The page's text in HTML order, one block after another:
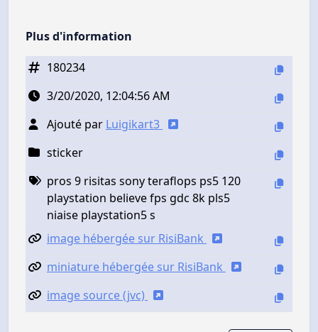
Plus d'information
180234
3/20/2020, 12:04:56 AM
Ajouté par Luigikart3
sticker
pros 9 risitas sony teraflops ps5 120
playstation believe fps gdc 8k pls5
niaise playstation5 s
image hébergée sur RisiBank
miniature hébergée sur RisiBank
image source (jvc)